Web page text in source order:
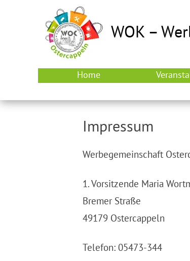
WOK –
Home
Impressum
Werbegemeinschaft
1. Vorsitzende Maria
Bremer Straße
49179 Ostercappeln
Telefon: 05473-344